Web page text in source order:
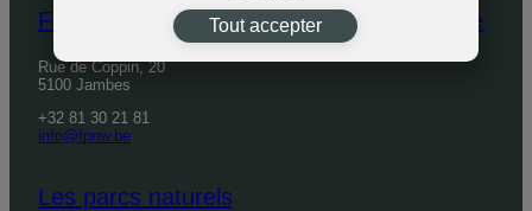
Fédération des Parcs naturels de Wallonie
Rue de Coppin, 20
5100 Jambes
+32 81 30 21 81
info@fpnw.be
Les parcs naturels
Tout accepter